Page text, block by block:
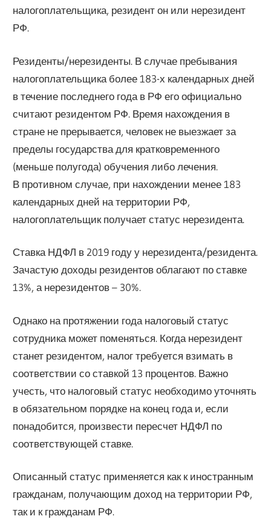
налогоплательщика, резидент он или нерезидент
РФ.
Резиденты/нерезиденты. В случае пребывания
налогоплательщика более 183-х календарных дней
в течение последнего года в РФ его официально
считают резидентом РФ. Время нахождения в
стране не прерывается, человек не выезжает за
пределы государства для кратковременного
(меньше полугода) обучения либо лечения.
В противном случае, при нахождении менее 183
календарных дней на территории РФ,
налогоплательщик получает статус нерезидента.
Ставка НДФЛ в 2019 году у нерезидента/резидента.
Зачастую доходы резидентов облагают по ставке
13%, а нерезидентов – 30%.
Однако на протяжении года налоговый статус
сотрудника может поменяться. Когда нерезидент
станет резидентом, налог требуется взимать в
соответствии со ставкой 13 процентов. Важно
учесть, что налоговый статус необходимо уточнять
в обязательном порядке на конец года и, если
понадобится, произвести пересчет НДФЛ по
соответствующей ставке.
Описанный статус применяется как к иностранным
гражданам, получающим доход на территории РФ,
так и к гражданам РФ.